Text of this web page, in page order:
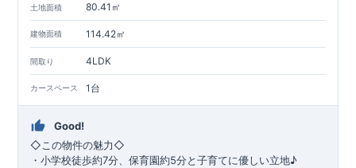
土地面積 80.41㎡
建物面積 114.42㎡
間取り 4LDK
カースペース 1台
Good!
◇この物件の魅力◇
・小学校徒歩約7分、保育園約5分と子育てに優しい立地♪